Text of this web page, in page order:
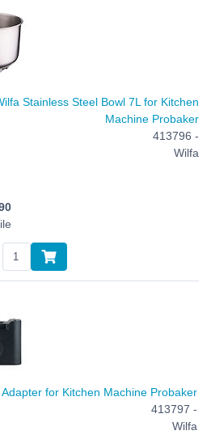
Stainless Steel Bowl 7L for Kitchen
Machine Probaker
413796 -
Wilfa
Adapter for Kitchen Machine Probaker
413797 -
Wilfa